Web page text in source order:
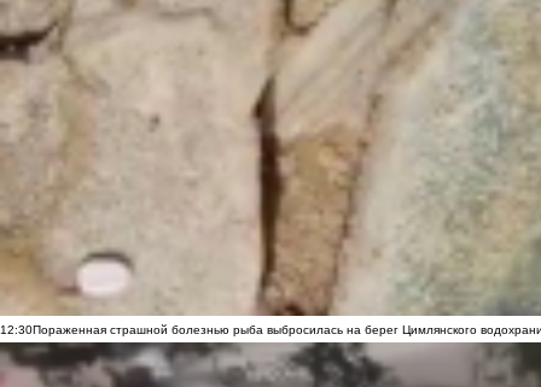
12:30Пораженная страшной болезнью рыба выбросилась на берег Цимлянского